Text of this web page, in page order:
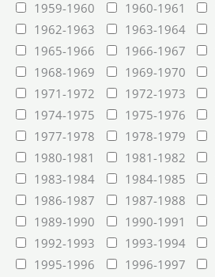
1959-1960
1960-1961
1962-1963
1963-1964
1965-1966
1966-1967
1968-1969
1969-1970
1971-1972
1972-1973
1974-1975
1975-1976
1977-1978
1978-1979
1980-1981
1981-1982
1983-1984
1984-1985
1986-1987
1987-1988
1989-1990
1990-1991
1992-1993
1993-1994
1995-1996
1996-1997